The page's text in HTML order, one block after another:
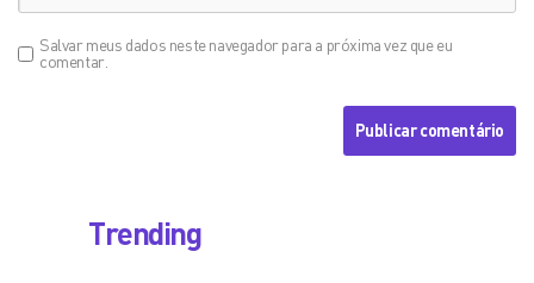
Salvar meus dados neste navegador para a próxima vez que eu
comentar.
Trending